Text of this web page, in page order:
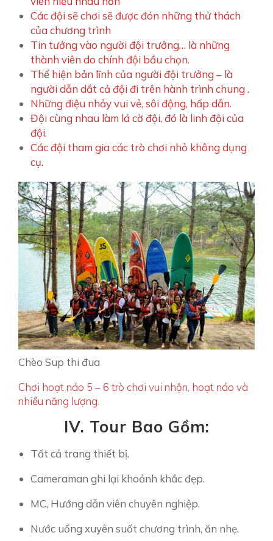
Các đội sẽ chơi sẽ được đón những thử thách
của chương trình
Tin tưởng vào người đội trưởng… là những
thành viên do chính đội bầu chọn.
Thể hiện bản lĩnh của người đội trưởng – là
người dẫn dắt cả đội đi trên hành trình chung .
Những điệu nhảy vui vẻ, sôi động, hấp dẫn.
Đội cùng nhau làm lá cờ đội, đó là linh đội của
đội.
Các đội tham gia các trò chơi nhỏ không dụng
cụ.
Chèo Sup thi đua
Chơi hoạt náo 5 – 6 trò chơi vui nhộn, hoạt náo và
nhiều năng lượng.
IV. Tour Bao Gồm:
Tất cả trang thiết bị.
Cameraman ghi lại khoảnh khắc đẹp.
MC, Hướng dẫn viên chuyên nghiệp.
Nước uống xuyên suốt chương trình, ăn nhẹ.